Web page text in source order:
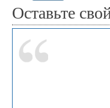
Оставьте